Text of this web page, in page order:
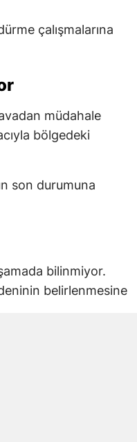
çalışmalarına
müdahale
bölgedeki
son durumuna
bilinmiyor.
belirlenmesine